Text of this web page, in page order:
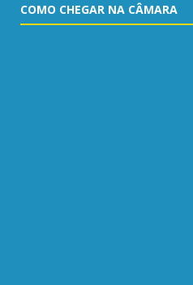
COMO CHEGAR NA CÂMARA